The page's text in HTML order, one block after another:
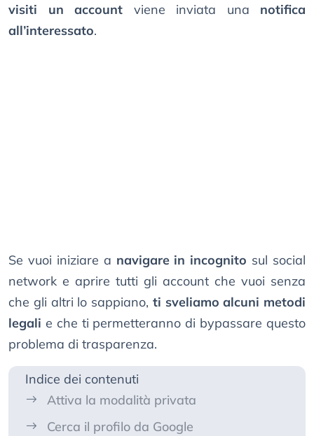
visiti un account viene inviata una notifica
all’interessato.
Se vuoi iniziare a navigare in incognito sul social
network e aprire tutti gli account che vuoi senza
che gli altri lo sappiano, ti sveliamo alcuni metodi
legali e che ti permetteranno di bypassare questo
problema di trasparenza.
Indice dei contenuti
Attiva la modalità privata
Cerca il profilo da Google